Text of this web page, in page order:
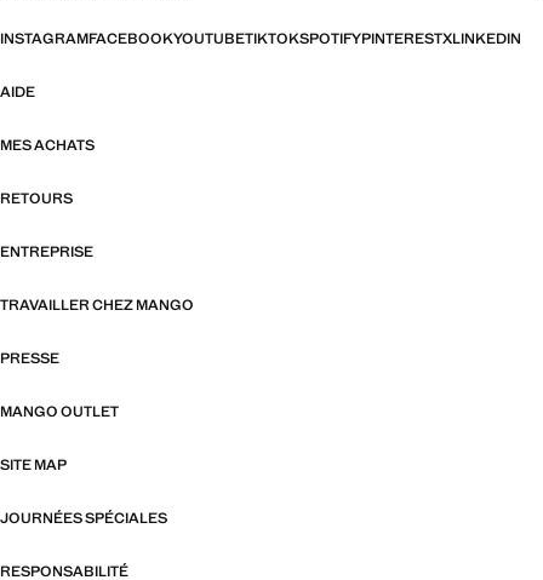
INSTAGRAMFACEBOOKYOUTUBETIKTOKSPOTIFYPINTERESTXLINKEDIN
AIDE
MES ACHATS
RETOURS
ENTREPRISE
TRAVAILLER CHEZ MANGO
PRESSE
MANGO OUTLET
SITE MAP
JOURNÉES SPÉCIALES
RESPONSABILITÉ